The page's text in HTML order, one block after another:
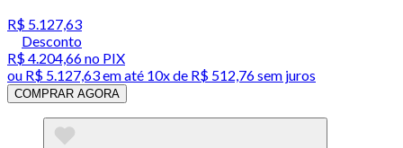
R$ 5.127,63
Desconto
R$ 4.204,66no PIX
ou R$ 5.127,63em até 10x de R$ 512,76 sem juros
COMPRAR AGORA